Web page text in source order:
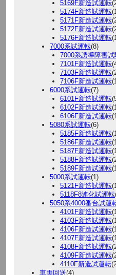
5169F新造試運転
5174F新造試運転
5171F新造試運転
5172F新造試運転
5176F新造試運転
7000系試運転(8)
7000系誘導障害試
7101F新造試運転
7103F新造試運転
7106F新造試運転
6000系試運転(7)
6101F新造試運転
6102F新造試運転
6106F新造試運転
5080系試運転(6)
5185F新造試運転
5186F新造試運転
5187F新造試運転
5188F新造試運転
5189F新造試運転
5000系試運転(1)
5121F新造試運転
5118F8連化試運転
5050系4000番台試運
4101F新造試運転
4103F新造試運転
4106F新造試運転
4107F新造試運転
4108F新造試運転
4109F新造試運転
4110F新造試運転
車両回送(4)